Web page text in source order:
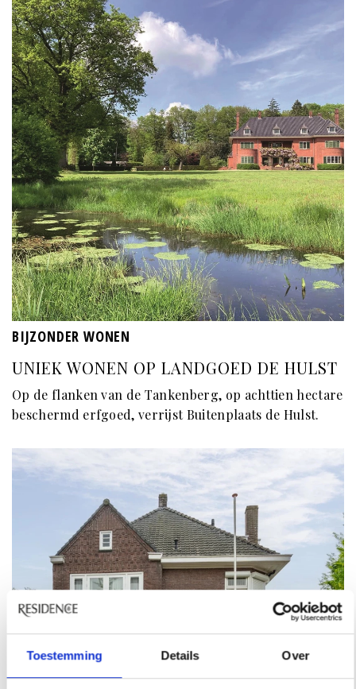
Toestemming Details Over
BIJZONDER WONEN
UNIEK WONEN OP LANDGOED DE HULST
Op de flanken van de Tankenberg, op achttien hectare
beschermd erfgoed, verrijst Buitenplaats de Hulst.